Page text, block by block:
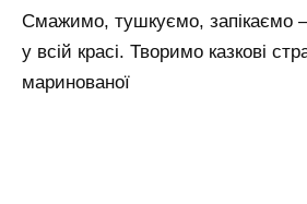
Смажимо, тушкуємо, запікаємо
у всій красі. Творимо казкові
маринованої